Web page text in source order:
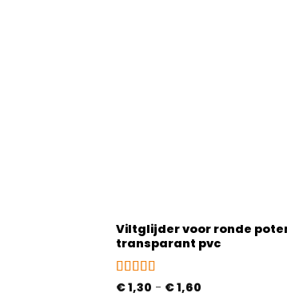
Viltglijder voor ronde
transparant pvc
Gewaardeerd
€1,30 - €1,60Prijsklasse: